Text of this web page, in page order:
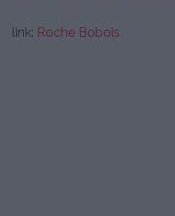
link: Roche Bobois